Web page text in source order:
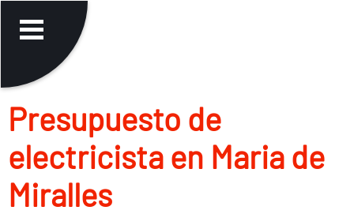
Presupuesto de
electricista en Maria de
Miralles